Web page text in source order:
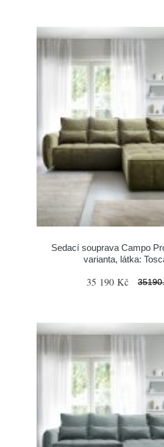
Sedací souprava Campo
varianta, látka:
35 190 Kč